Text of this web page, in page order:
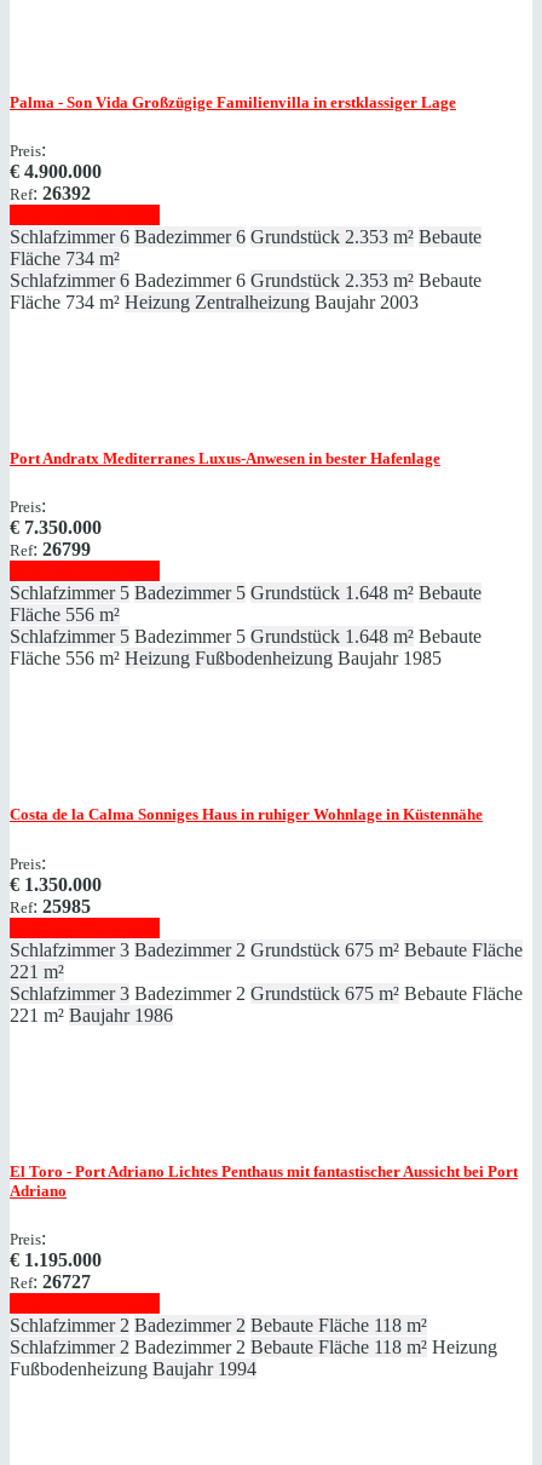
Palma - Son Vida Großzügige Familienvilla in erstklassiger Lage
Preis:
€ 4.900.000
Ref: 26392
Schlafzimmer 6 Badezimmer 6 Grundstück 2.353 m² Bebaute
Fläche 734 m²
Schlafzimmer 6 Badezimmer 6 Grundstück 2.353 m² Bebaute
Fläche 734 m² Heizung Zentralheizung Baujahr 2003
Port Andratx Mediterranes Luxus-Anwesen in bester Hafenlage
Preis:
€ 7.350.000
Ref: 26799
Schlafzimmer 5 Badezimmer 5 Grundstück 1.648 m² Bebaute
Fläche 556 m²
Schlafzimmer 5 Badezimmer 5 Grundstück 1.648 m² Bebaute
Fläche 556 m² Heizung Fußbodenheizung Baujahr 1985
Costa de la Calma Sonniges Haus in ruhiger Wohnlage in Küstennähe
Preis:
€ 1.350.000
Ref: 25985
Schlafzimmer 3 Badezimmer 2 Grundstück 675 m² Bebaute Fläche
221 m²
Schlafzimmer 3 Badezimmer 2 Grundstück 675 m² Bebaute Fläche
221 m² Baujahr 1986
El Toro - Port Adriano Lichtes Penthaus mit fantastischer Aussicht bei Port
Adriano
Preis:
€ 1.195.000
Ref: 26727
Schlafzimmer 2 Badezimmer 2 Bebaute Fläche 118 m²
Schlafzimmer 2 Badezimmer 2 Bebaute Fläche 118 m² Heizung
Fußbodenheizung Baujahr 1994